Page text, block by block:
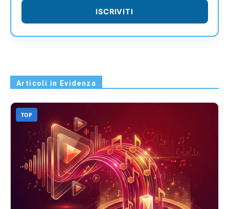
ISCRIVITI
Articoli in Evidenza
TOP